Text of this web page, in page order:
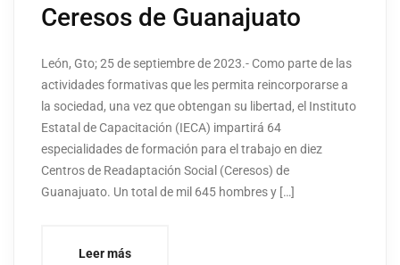
Ceresos de Guanajuato
León, Gto; 25 de septiembre de 2023.- Como parte de las
actividades formativas que les permita reincorporarse a
la sociedad, una vez que obtengan su libertad, el Instituto
Estatal de Capacitación (IECA) impartirá 64
especialidades de formación para el trabajo en diez
Centros de Readaptación Social (Ceresos) de
Guanajuato. Un total de mil 645 hombres y […]
Leer más